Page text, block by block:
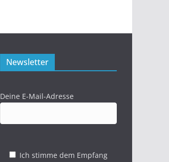
Newsletter
Deine E-Mail-Adresse
Ich stimme dem Empfang